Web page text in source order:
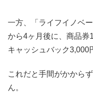
一方、「ライフイノベ
から4ヶ月後に、商品券
キャッシュバック3,000
これだと手間がかから
ん。